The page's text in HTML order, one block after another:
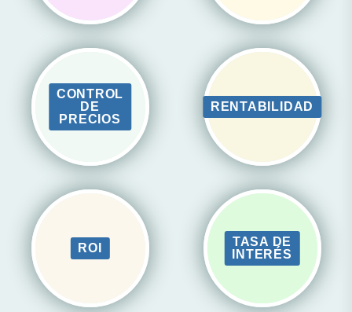
CONTROL
DE
PRECIOS
RENTABILIDAD
ROI
TASA DE
INTERÉS